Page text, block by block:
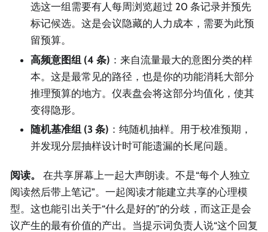
选这一组需要有人每周浏览超过 20 条记录并预先
标记候选。这是会议隐藏的人力成本，需要为此预
留预算。
高频意图组 (4 条) ：来自流量最大的意图分类的样
本。这是最常见的路径，也是你的功能消耗大部分
推理预算的地方。仪表盘会将这部分均值化，使其
变得隐形。
随机基准组 (3 条) ：纯随机抽样。用于校准预期，
并发现分层抽样设计时可能遗漏的长尾问题。
阅读。
在共享屏幕上一起大声朗读。不是“每个人独立
阅读然后带上笔记”。一起阅读才能建立共享的心理模
型。这也能引出关于“什么是好的”的分歧，而这正是会
议产生的最有价值的产出。当提示词负责人说“这个回复